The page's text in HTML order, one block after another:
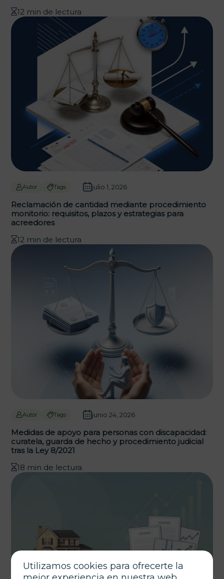
12 min de lectura
Autor Tags julio 1, 2026
Reclamación de cantidad mediante procedimiento
monitorio: requisitos, plazos y estrategias para
acreedores
12 min de lectura
Autor Tags junio 24, 2026
Medidas de apoyo para personas con discapacidad:
curatela, guarda de hecho y procedimiento judicial
tras la Ley 8/2021
18 min de lectura
Utilizamos cookies para ofrecerte la